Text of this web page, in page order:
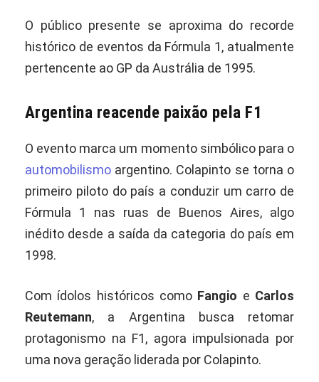
O público presente se aproxima do recorde
histórico de eventos da Fórmula 1, atualmente
pertencente ao GP da Austrália de 1995.
Argentina reacende paixão pela F1
O evento marca um momento simbólico para o
automobilismo argentino. Colapinto se torna o
primeiro piloto do país a conduzir um carro de
Fórmula 1 nas ruas de Buenos Aires, algo
inédito desde a saída da categoria do país em
1998.
Com ídolos históricos como Fangio e Carlos
Reutemann, a Argentina busca retomar
protagonismo na F1, agora impulsionada por
uma nova geração liderada por Colapinto.